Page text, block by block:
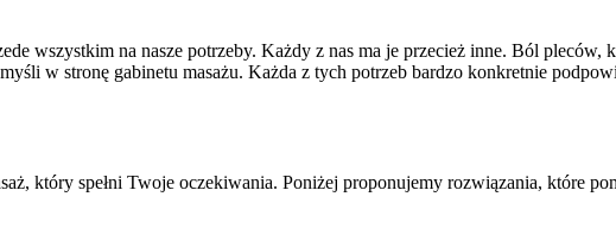
wszystkim na nasze potrzeby. Każdy z nas ma je przecież inne. Ból pleców,
w stronę gabinetu masażu. Każda z tych potrzeb bardzo konkretnie
który spełni Twoje oczekiwania. Poniżej proponujemy rozwiązania, które